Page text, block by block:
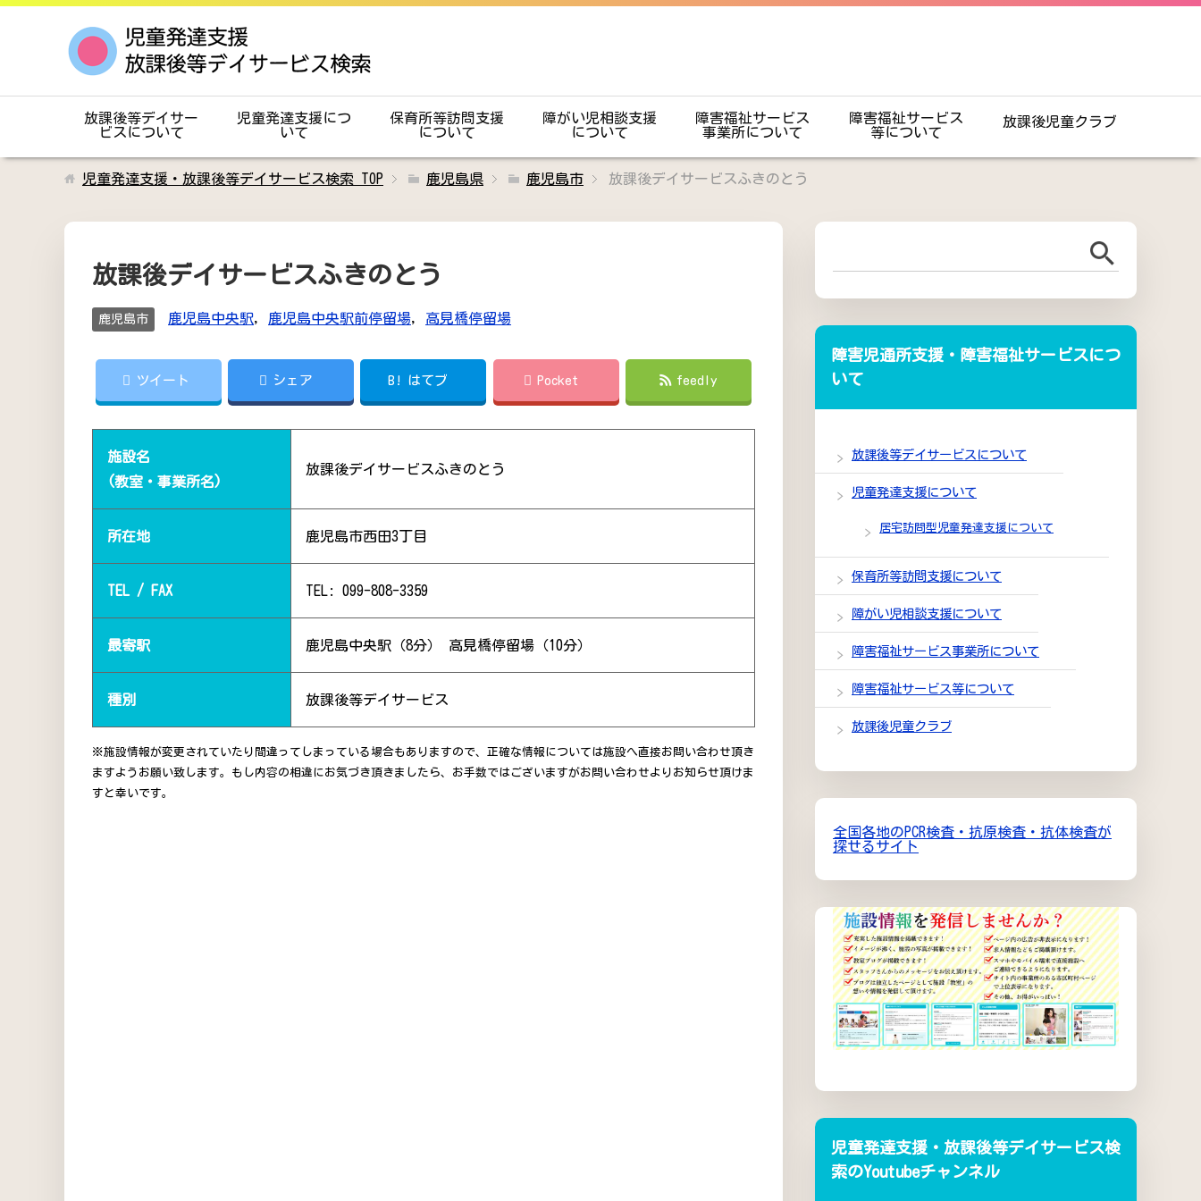
放課後等デイサー
ビスについて
児童発達支援につ
いて
保育所等訪問支援
について
障がい児相談支援
について
障害福祉サービス
事業所について
障害福祉サービス
等について
放課後児童クラブ
児童発達支援・放課後等デイサービス検索 TOP 鹿児島県 鹿児島市 放課後デイサービスふきのとう
放課後デイサービスふきのとう
鹿児島市 鹿児島中央駅, 鹿児島中央駅前停留場, 高見橋停留場
ツイート シェア B! はてブ Pocket feedly
施設名
(教室・事業所名)
放課後デイサービスふきのとう
所在地 鹿児島市西田3丁目
TEL / FAX TEL: 099-808-3359
最寄駅 鹿児島中央駅（8分） 高見橋停留場（10分）
種別 放課後等デイサービス
※施設情報が変更されていたり間違ってしまっている場合もありますので、正確な情報については施設へ直接お問い合わせ頂き
ますようお願い致します。もし内容の相違にお気づき頂きましたら、お手数ではございますがお問い合わせよりお知らせ頂けま
すと幸いです。
障害児通所支援・障害福祉サービスにつ
いて
放課後等デイサービスについて
児童発達支援について
居宅訪問型児童発達支援について
保育所等訪問支援について
障がい児相談支援について
障害福祉サービス事業所について
障害福祉サービス等について
放課後児童クラブ
全国各地のPCR検査・抗原検査・抗体検査が
探せるサイト
児童発達支援・放課後等デイサービス検
索のYoutubeチャンネル